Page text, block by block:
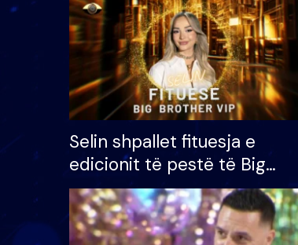
Selin shpallet fituesja e
edicionit të pestë të Big
Brother VIP, rrëmben
çmimin e madh prej 100
mijë eurosh